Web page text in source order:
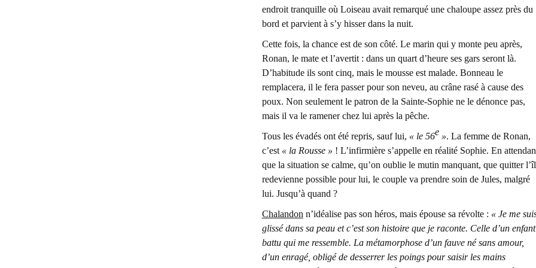
endroit tranquille où Loiseau avait remarqué une chaloupe assez près du
bord et parvient à s’y hisser dans la nuit.
Cette fois, la chance est de son côté. Le marin qui y monte peu après,
Ronan, le mate et l’avertit : dans un quart d’heure ses gars seront là.
D’habitude ils sont cinq, mais le mousse est malade. Bonneau le
remplacera, il le fera passer pour son neveu, au crâne rasé à cause des
poux. Non seulement le patron de la Sainte-Sophie ne le dénonce pas,
mais il va le ramener chez lui après la pêche.
Tous les évadés ont été repris, sauf lui, « le 56e ». La femme de Ronan,
c’est « la Rousse » ! L’infirmière s’appelle en réalité Sophie. En
que la situation se calme, qu’on oublie le mutin manquant, que quitter
redevienne possible pour lui, le couple va prendre soin de Jules, malgré
lui. Jusqu’à quand ?
Chalandon n’idéalise pas son héros, mais épouse sa révolte : « Je me
glissé dans sa peau et c’est son histoire que je raconte. Celle d’un enfant
battu qui me ressemble. La métamorphose d’un fauve né sans amour,
d’un enragé, obligé de desserrer les poings pour saisir les mains